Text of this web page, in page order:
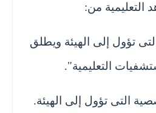
التعليمية من:
تؤول إلى الهيئة ويطلق
التعليمية".
التى تؤول إلى الهيئة.